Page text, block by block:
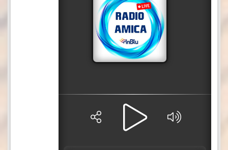
apprendimento e individuare tempestivamente
eventuali aree di difficoltà.
“Oggi non basta più mettere a disposizione quiz
e simulazioni. Per preparare davvero gli
partenza e agli obiettivi di ciascuno. La sfida
non è soltanto valutare le competenze, ma